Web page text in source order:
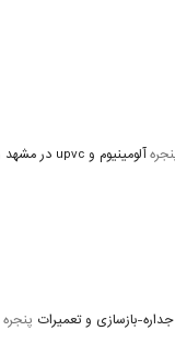
آلومینیوم و upvc در مشهد و ارسال به سراسر کشور با سابقه 15 سال تولید...با بهترین
بازسازی و تعمیرات پنجره